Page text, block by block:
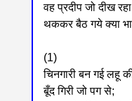
वह प्रदीप जो दीख
थककर बैठ गये क्या
(1)
चिनगारी बन गई लहू
बूँद गिरी जो पग से;